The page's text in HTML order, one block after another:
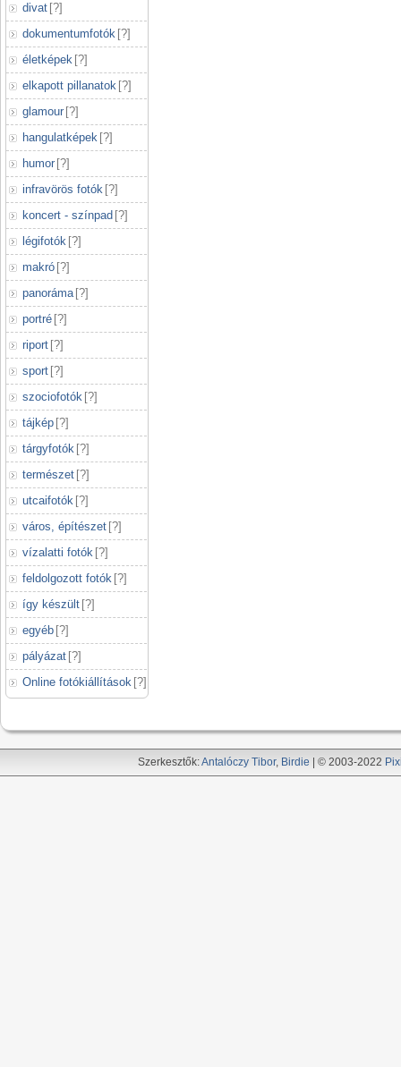
divat [?]
dokumentumfotók [?]
életképek [?]
elkapott pillanatok [?]
glamour [?]
hangulatképek [?]
humor [?]
infravörös fotók [?]
koncert - színpad [?]
légifotók [?]
makró [?]
panoráma [?]
portré [?]
riport [?]
sport [?]
szociofotók [?]
tájkép [?]
tárgyfotók [?]
természet [?]
utcaifotók [?]
város, építészet [?]
vízalatti fotók [?]
feldolgozott fotók [?]
így készült [?]
egyéb [?]
pályázat [?]
Online fotókiállítások [?]
Szerkesztők:Antalóczy Tibor, Birdie | © 2003-2022